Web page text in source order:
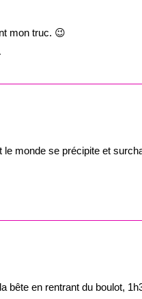
mon truc. 😉
monde se précipite et
bête en rentrant du boulot,